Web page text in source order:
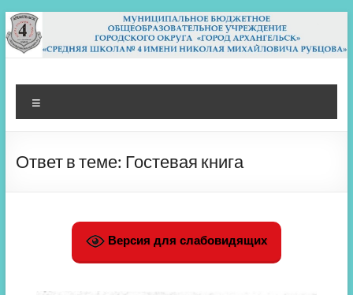
Перейти
к
содержимому
МБОУ СШ 4
Архангельск
Ответ в теме: Гостевая книга
Версия для слабовидящих